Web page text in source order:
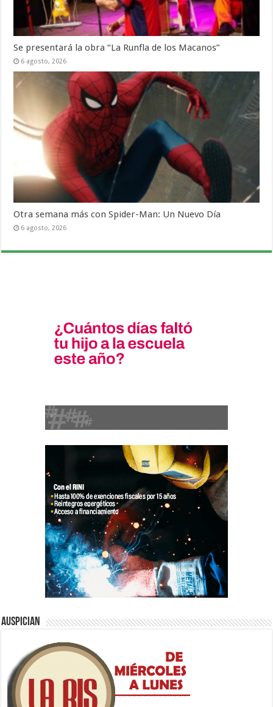
Se presentará la obra “La Runfla de los Macanos”
6 agosto, 2026
Otra semana más con Spider-Man: Un Nuevo Día
6 agosto, 2026
Auspician